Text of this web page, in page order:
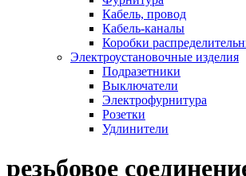
Кабель, провод
Кабель-каналы
Коробки
Электроустановочные изделия
Подразетники
Выключатели
Электрофурнитура
Розетки
Удлинители
резьбовое